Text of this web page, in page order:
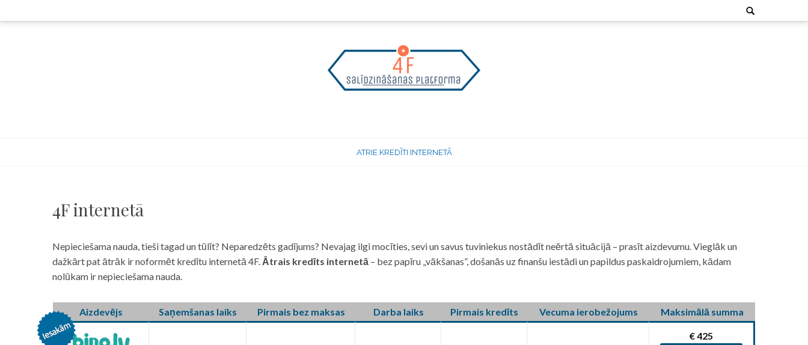
to
Search
for:
ATRIE KREDĪTI INTERNETĀ
4F internetā
Nepieciešama nauda, tieši tagad un tūlīt? Neparedzēts gadījums? Nevajag ilgi mocīties, sevi un savus tuviniekus nostādīt neērtā situācijā – prasīt aizdevumu. Vieglāk un
dažkārt pat ātrāk ir noformēt kredītu internetā 4F. Ātrais kredīts internetā – bez papīru „vākšanas”, došanās uz finanšu iestādi un papildus paskaidrojumiem, kādam
nolūkam ir nepieciešama nauda.
Aizdevējs Saņemšanas laiks Pirmais bez maksas Darba laiks Pirmais kredīts Vecuma ierobežojums Maksimālā summa
€ 425